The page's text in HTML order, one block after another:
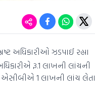
અધિકારીઓ ઝડપાઈ રહ્યા
રૂ.1 લાખની લાંચની
એસીબીએ 1 લાખની લાંચ લેતા